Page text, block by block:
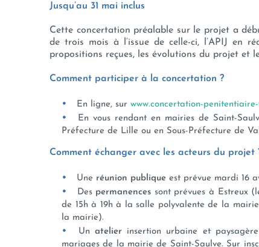
Jusqu’au 31 mai inclus
Cette concertation préalable sur le projet a
de trois mois à l’issue de celle-ci, l’APIJ en
propositions reçues, les évolutions du projet et
Comment participer à la concertation ?
En ligne, sur www.concertation-
En vous rendant en mairies de Saint-
Préfecture de Lille ou en Sous-Préfecture de
Comment échanger avec les acteurs du projet
Une réunion publique est prévue mardi 16
Des permanences sont prévues à Estreux
de 15h à 19h à la salle polyvalente de la
la mairie).
Unatelier insertion urbaine et
mariages de la mairie de Saint-Saulve. Sur